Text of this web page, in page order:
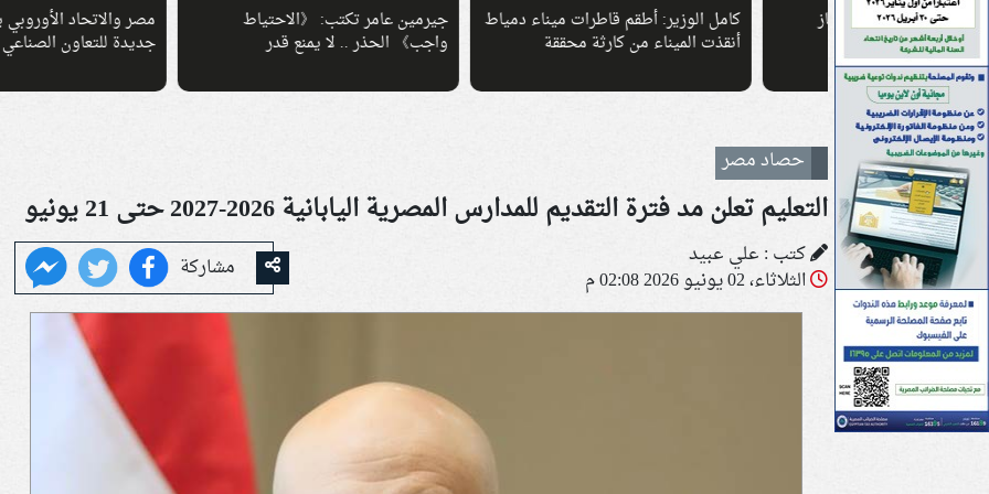
الغاز كامل الوزير: أطقم قاطرات ميناء دمياط
أنقذت الميناء من كارثة محققة
جيرمين عامر تكتب: 《الاحتياط
واجب》​​ الحذر .. لا يمنع قدر
مصر والاتحاد الأوروبي يبحثان
جديدة للتعاون الصناعي
حصاد مصر
التعليم تعلن مد فترة التقديم للمدارس المصرية اليابانية 2026-2027 حتى 21 يونيو
كتب : علي عبيد
الثلاثاء، 02 يونيو 2026 02:08 م
مشاركة